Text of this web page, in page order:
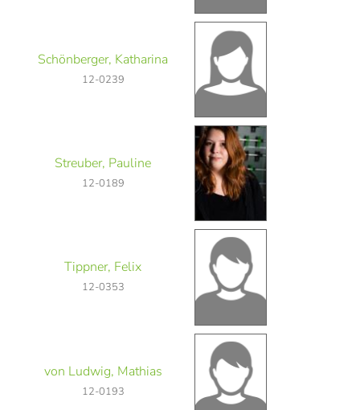
Schönberger, Katharina
12-0239
Streuber, Pauline
12-0189
Tippner, Felix
12-0353
von Ludwig, Mathias
12-0193